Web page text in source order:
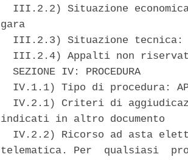
III.2.2) Situazione
gara
III.2.3) Situazione
III.2.4) Appalti non
  SEZIONE IV: PROCEDURA
IV.1.1) Tipo di procedura:
IV.2.1) Criteri di
indicati in altro documento
IV.2.2) Ricorso ad asta
telematica. Per  qualsiasi